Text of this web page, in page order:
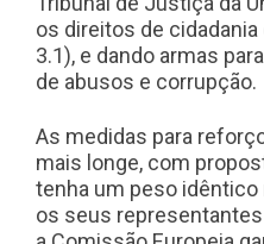
os direitos de
3.1), e dando armas
de abusos e corrupção.
As medidas para
mais longe, com
tenha um peso idêntico
os seus